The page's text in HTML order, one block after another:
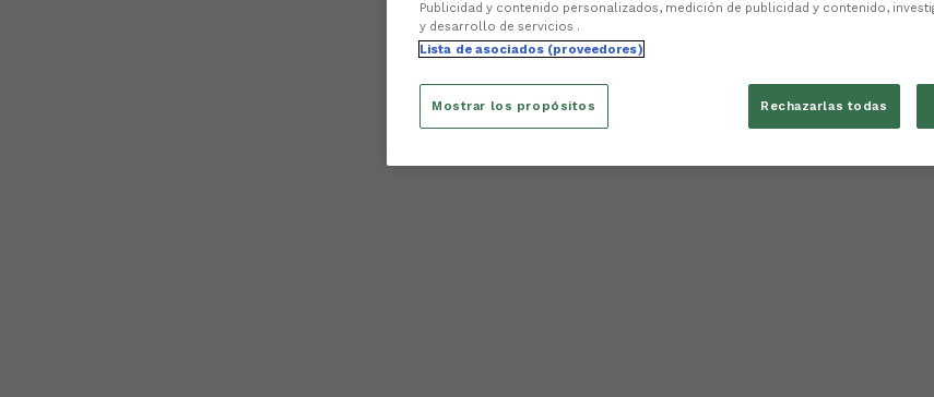
Publicidad y contenido personalizados, medición de publicidad y contenido,
y desarrollo de servicios .
Lista de asociados (proveedores)
Rechazarlas todas
Mostrar los propósitos